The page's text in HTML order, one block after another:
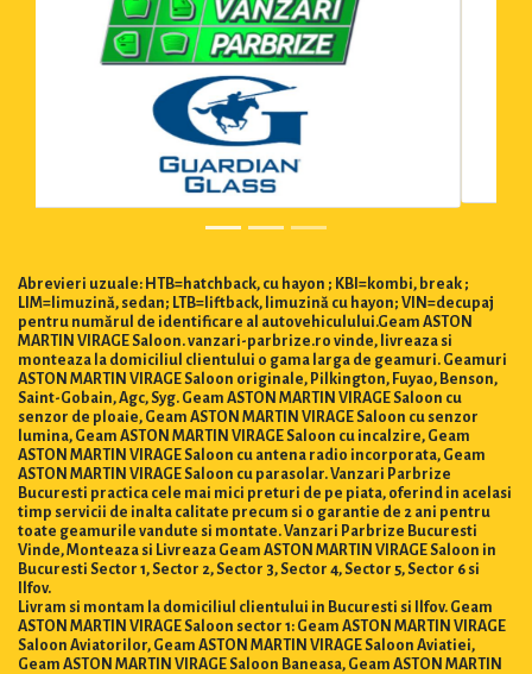
Abrevieri uzuale: HTB=hatchback, cu hayon ; KBI=kombi, break ;
LIM=limuzină, sedan; LTB=liftback, limuzină cu hayon; VIN=decupaj
pentru numărul de identificare al autovehiculului.Geam ASTON
MARTIN VIRAGE Saloon. vanzari-parbrize.ro vinde, livreaza si
monteaza la domiciliul clientului o gama larga de geamuri. Geamuri
ASTON MARTIN VIRAGE Saloon originale, Pilkington, Fuyao, Benson,
Saint-Gobain, Agc, Syg. Geam ASTON MARTIN VIRAGE Saloon cu
senzor de ploaie, Geam ASTON MARTIN VIRAGE Saloon cu senzor
lumina, Geam ASTON MARTIN VIRAGE Saloon cu incalzire, Geam
ASTON MARTIN VIRAGE Saloon cu antena radio incorporata, Geam
ASTON MARTIN VIRAGE Saloon cu parasolar. Vanzari Parbrize
Bucuresti practica cele mai mici preturi de pe piata, oferind in acelasi
timp servicii de inalta calitate precum si o garantie de 2 ani pentru
toate geamurile vandute si montate. Vanzari Parbrize Bucuresti
Vinde, Monteaza si Livreaza Geam ASTON MARTIN VIRAGE Saloon in
Bucuresti Sector 1, Sector 2, Sector 3, Sector 4, Sector 5, Sector 6 si
Ilfov.
Livram si montam la domiciliul clientului in Bucuresti si Ilfov. Geam
ASTON MARTIN VIRAGE Saloon sector 1: Geam ASTON MARTIN VIRAGE
Saloon Aviatorilor, Geam ASTON MARTIN VIRAGE Saloon Aviatiei,
Geam ASTON MARTIN VIRAGE Saloon Baneasa, Geam ASTON MARTIN